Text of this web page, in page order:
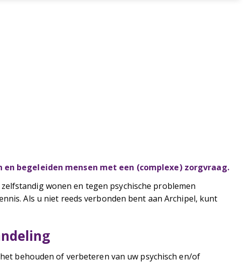
begeleiden mensen met een (complexe) zorgvraag.
wonen en tegen psychische problemen
Als u niet reeds verbonden bent aan Archipel, kunt
behouden of verbeteren van uw psychisch en/of